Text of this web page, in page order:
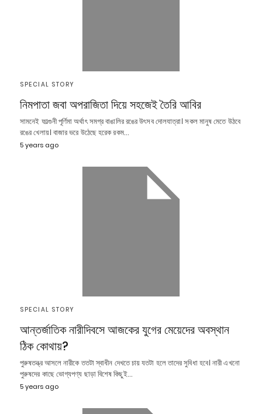
SPECIAL STORY
নিমপাতা জবা অপরাজিতা দিয়ে সহজেই তৈরি আবির
সামনেই ফাল্গুনী পূর্ণিমা অর্থাৎ সমগ্র বাঙালির রঙের উৎসব দোলযাত্রা। সকল মানুষ মেতে উঠবে
রঙের খেলায়। বাজার ভরে উঠেছে হরেক রকম…
5 years ago
SPECIAL STORY
আন্তর্জাতিক নারীদিবসে আজকের যুগের মেয়েদের অবস্থান
ঠিক কোথায়?
পুরুষতন্ত্র আসলে নারীকে ততটা স্বাধীন দেখতে চায় যতটা হলে তাদের সুবিধা হবে। নারী এখনো
পুরুষদের কাছে ভোগ্যপণ্য ছাড়া বিশেষ কিছুই…
5 years ago